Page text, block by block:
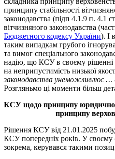
принципу стабільності
законодавства (підп 4.1.9 п. 4.1
вітчизняного законодавства
Бюджетного кодексу України). І
таким випадкам грубого
та вимог спеціального
надію, що КСУ в своєму рішенні
на неприпустимість низької
законодавства унеможливлює …
Розгляньмо ці моменти більш
КСУ щодо принципу юридичної
принципу
Рішення КСУ від 21.01.2025
КСУ попередніх років. У
зокрема, керувався такими